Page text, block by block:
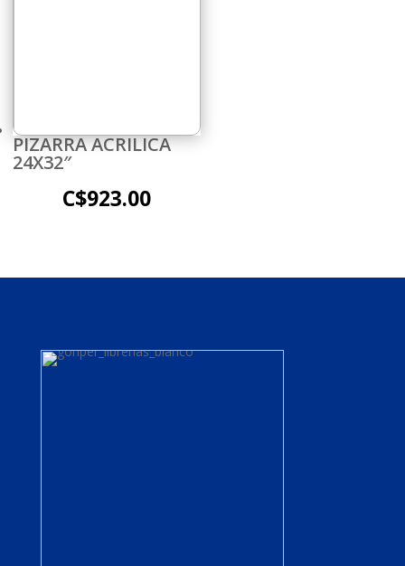
PIZARRA ACRILICA
24X32″
C$923.00